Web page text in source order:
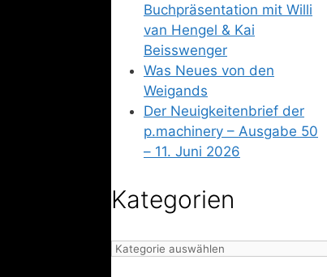
Buchpräsentation mit Willi
van Hengel & Kai
Beisswenger
Was Neues von den
Weigands
Der Neuigkeitenbrief der
p.machinery – Ausgabe 50
– 11. Juni 2026
Kategorien
Kategorien